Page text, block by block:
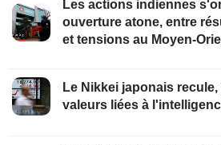
Les actions indiennes
ouverture atone, entre
et tensions au Moyen-
Le Nikkei japonais
valeurs liées à